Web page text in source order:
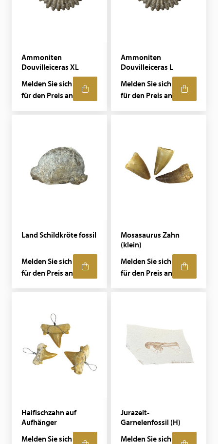
Ammoniten
Douvilleiceras XL
Melden Sie sich
für den Preis an
Ammoniten
Douvilleiceras L
Melden Sie sich
für den Preis an
Land Schildkröte fossil
Melden Sie sich
für den Preis an
Mosasaurus Zahn
(klein)
Melden Sie sich
für den Preis an
Haifischzahn auf
Aufhänger
Melden Sie sich
Jurazeit-
Garnelenfossil (H)
Melden Sie sich